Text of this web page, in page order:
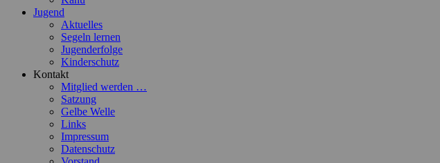
Jugend
Aktuelles
Segeln lernen
Jugenderfolge
Kinderschutz
Kontakt
Mitglied werden …
Satzung
Gelbe Welle
Links
Impressum
Datenschutz